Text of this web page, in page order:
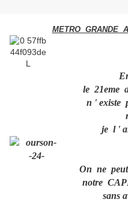
METRO GRANDE
le 21eme
n ' existe
je l '
On ne
notre
sans